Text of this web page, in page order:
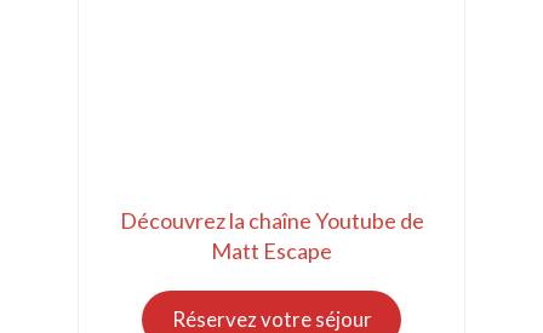
Découvrez la chaîne Youtube de
Matt Escape
Réservez votre séjour